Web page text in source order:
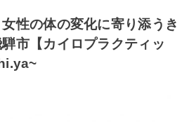
性の体の変化に寄り添うき
市【カイロプラクティッ